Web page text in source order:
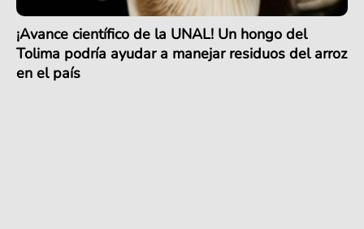
¡Avance científico de la UNAL! Un hongo del
Tolima podría ayudar a manejar residuos del arroz
en el país